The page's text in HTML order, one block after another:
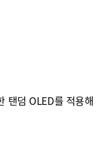
탠덤 OLED를 적용해